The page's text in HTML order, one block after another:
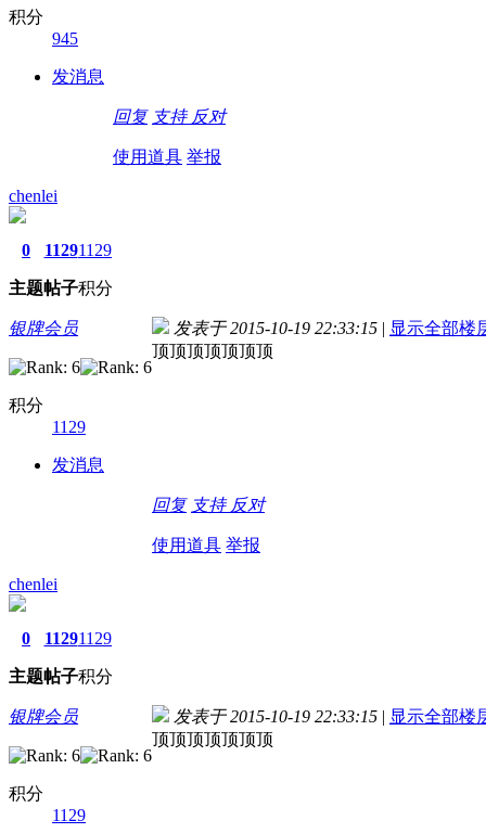
积分
945
发消息
回复 支持 反对
使用道具 举报
chenlei
0
主题
1129
帖子
1129
积分
银牌会员
积分
1129
发消息
发表于 2015-10-19 22:33:15 | 显示全部楼
顶顶顶顶顶顶顶
回复 支持 反对
使用道具 举报
chenlei
0
主题
1129
帖子
1129
积分
银牌会员
积分
1129
发表于 2015-10-19 22:33:15 | 显示全部楼
顶顶顶顶顶顶顶